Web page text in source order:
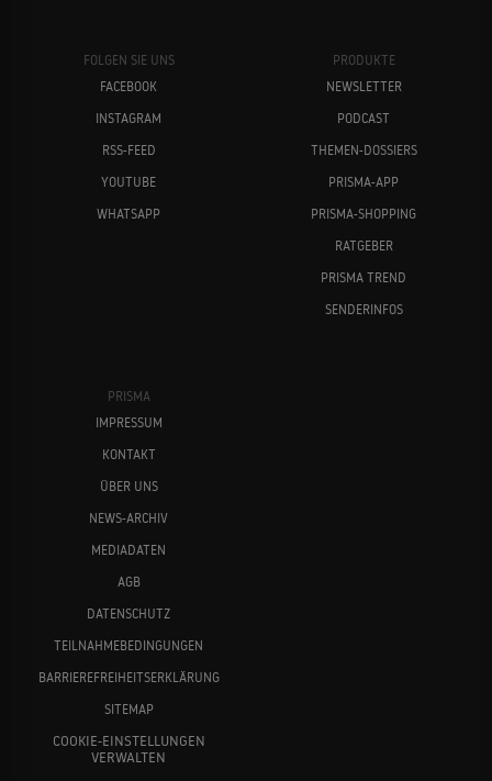
FOLGEN SIE UNS
FACEBOOK
INSTAGRAM
RSS-FEED
YOUTUBE
WHATSAPP
PRODUKTE
NEWSLETTER
PODCAST
THEMEN-DOSSIERS
PRISMA-APP
PRISMA-SHOPPING
RATGEBER
PRISMA TREND
SENDERINFOS
PRISMA
IMPRESSUM
KONTAKT
ÜBER UNS
NEWS-ARCHIV
MEDIADATEN
AGB
DATENSCHUTZ
TEILNAHMEBEDINGUNGEN
BARRIEREFREIHEITSERKLÄRUNG
SITEMAP
COOKIE-EINSTELLUNGEN
VERWALTEN